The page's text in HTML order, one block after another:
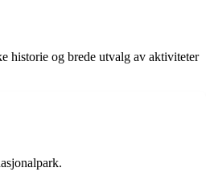
historie og brede utvalg av aktiviteter